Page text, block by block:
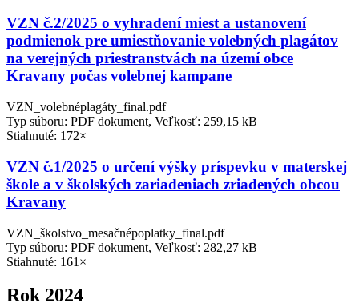
VZN č.2/2025 o vyhradení miest a ustanovení
podmienok pre umiestňovanie volebných plagátov
na verejných priestranstvách na území obce
Kravany počas volebnej kampane
VZN_volebnéplagáty_final.pdf
Typ súboru: PDF dokument, Veľkosť: 259,15 kB
Stiahnuté: 172×
VZN č.1/2025 o určení výšky príspevku v materskej
škole a v školských zariadeniach zriadených obcou
Kravany
VZN_školstvo_mesačnépoplatky_final.pdf
Typ súboru: PDF dokument, Veľkosť: 282,27 kB
Stiahnuté: 161×
Rok 2024